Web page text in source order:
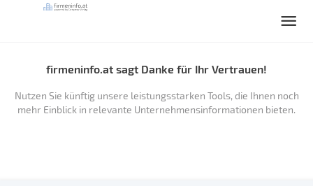
firmeninfo.at sagt Danke für Ihr Vertrauen!
Nutzen Sie künftig unsere leistungsstarken Tools, die Ihnen noch
mehr Einblick in relevante Unternehmensinformationen bieten.